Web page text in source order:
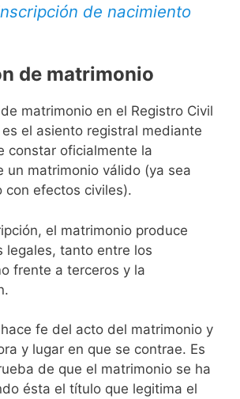
de nacimiento
de matrimonio
matrimonio en el Registro Civil
el asiento registral mediante
constar oficialmente la
un matrimonio válido (ya sea
con efectos civiles).
el matrimonio produce
legales, tanto entre los
frente a terceros y la
fe del acto del matrimonio y
y lugar en que se contrae. Es
de que el matrimonio se ha
ésta el título que legitima el